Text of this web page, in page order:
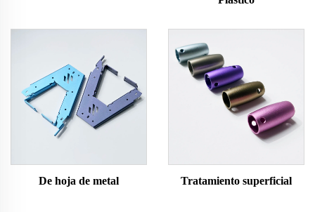
De hoja de metal Tratamiento superficial